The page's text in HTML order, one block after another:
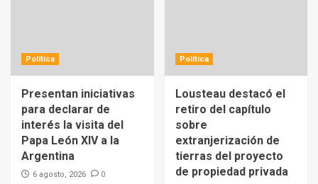
Política
Presentan iniciativas
para declarar de
interés la visita del
Papa León XIV a la
Argentina
6 agosto, 2026 0
Política
Lousteau destacó el
retiro del capítulo
sobre
extranjerización de
tierras del proyecto
de propiedad privada